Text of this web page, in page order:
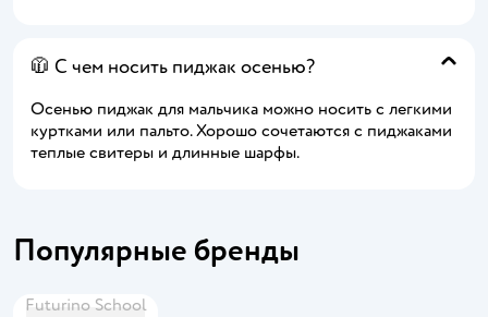
🧥 С чем носить пиджак осенью?
Осенью пиджак для мальчика можно носить с легкими
куртками или пальто. Хорошо сочетаются с пиджаками
теплые свитеры и длинные шарфы.
Популярные бренды
Futurino School